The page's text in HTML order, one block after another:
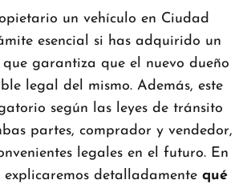
un vehículo en Ciudad
esencial si has adquirido un
garantiza que el nuevo dueño
legal del mismo. Además, este
según las leyes de tránsito
partes, comprador y vendedor,
legales en el futuro. En
explicaremos detalladamente qué